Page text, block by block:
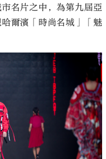
名片之中，為第九屆亞
爾濱「時尚名城」「魅